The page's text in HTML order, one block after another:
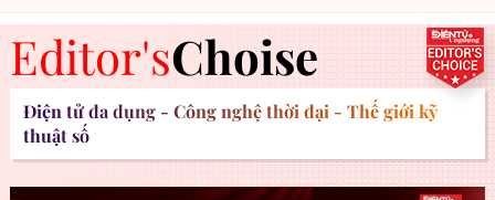
Editor'sChoise
Điện tử đa dụng - Công nghệ thời đại - Thế giới kỹ
thuật số